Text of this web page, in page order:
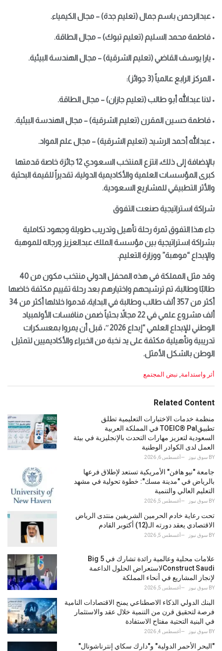
• عبدالرحمن باسم جمال (تعليم جدة) – مجال الكيمياء.
• فاطمة محمد السليم (تعليم تبوك) – مجال الطاقة.
• يارا يوسف القاضي (تعليم الشرقية) – مجال الهندسة البيئية.
• المركز الرابع عالمياً (3 جوائز):
• لانا عبدالله أبو طالب (تعليم جازان) – مجال الطاقة.
• فاطمة حسين المقرن (تعليم الشرقية) – مجال الهندسة البيئية.
• عبدالله أحمد الرشيد (تعليم الشرقية) – مجال علم المواد.
بالإضافة إلى ذلك، انتزع المنتخب السعودي 12 جائزة خاصة قدمتها
كبرى المؤسسات العلمية والأكاديمية الدولية، تقديراً للقيمة البحثية
والأثر التطبيقي للمشاريع السعودية.
شراكة استراتيجية صنعت التفوق
جاء هذا التفوق ثمرة رحلة تأهيل وتدريب طويلة وجهود تكاملية
بشراكة استراتيجية بين مؤسسة الملك عبدالعزيز ورجاله للموهبة
والإبداع “موهبة” ووزارة التعليم.
وقد مثل المملكة في هذه المحفل الدولي منتخب مكون من 40
طالبًا وطالبة، تم ترشيحهم واختيارهم بعد رحلة تقييم مكثفة خاضها
أكثر من 357 ألف طالب وطالبة في البداية، قدموا خلالها أكثر من 34
ألف مشروع علمي في 22 مجالاً بحثياً ضمن منافسات الأولمبياد
الوطني للإبداع العلمي “إبداع 2026″، قبل أن يمروا بمعسكرات
تدريبية وتأهيلية مكثفة على يد نخبة من الخبراء والأكاديميين لتمثيل
الوطن بالشكل الأمثل.
C
e
o
r
i
e
s
أثر واستدامة نبض المجتمع
Related Content
منظمة خدمات الاختبارات التعليمية تطلق
تطبيقTOEIC® Pal في المملكة العربية
السعودية لتعزيز مهارات التحدث بالإنجليزية في بيئة
العمل لدى الكوادر الوطنية
BY سوق نيوز أغسطس 6, 2026
جامعة "نيو هافن" الأمريكية تستعد لإطلاق فرعها
بالرياض في "مدينة مسك": خطوة تحولية في مشهد
التعليم العالي والتنمية
BY سوق نيوز أغسطس 5, 2026
تحت رعاية خادم الحرمين الشريفين منتدى الرياض
الاقتصادي يعقد دورته الـ(12) أكتوبر القادم
BY سوق نيوز أغسطس 5, 2026
علامات محلية وعالمية رائدة تشارك في Big 5
Construct Saudiلاستعراض الحلول الداعمة
لإنجاز المشاريع في أنحاء المملكة
BY سوق نيوز أغسطس 5, 2026
البنك الدولي الذكاء الاصطناعي يمنح الاقتصادات النامية
فرصة لتحقيق قرن من التنمية خلال عقد والاستثمار
في البنية التحتية مفتاح الاستفادة
BY سوق نيوز أغسطس 4, 2026
"البحر الأحمر الدولية" و"دارك سكاي إنترناشونال"